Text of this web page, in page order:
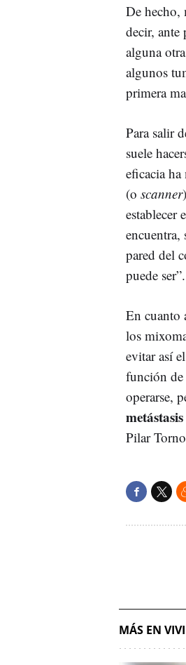
De hecho,
decir, ante
alguna
algunos
primera
Para salir
suele
eficacia
(o scanner
establecer
encuentra,
pared del
puede ser”.
En cuanto
los
evitar así
función de
operarse,
metástasis
Pilar
MÁS EN